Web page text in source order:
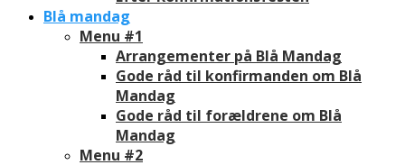
Blå mandag
Menu #1
Arrangementer på Blå Mandag
Gode råd til konfirmanden om Blå
Mandag
Gode råd til forældrene om Blå
Mandag
Menu #2